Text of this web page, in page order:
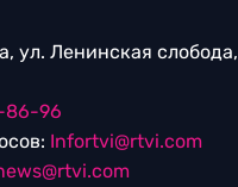
ул. Ленинская слобода,
86-96
Infortvi@rtvi.com